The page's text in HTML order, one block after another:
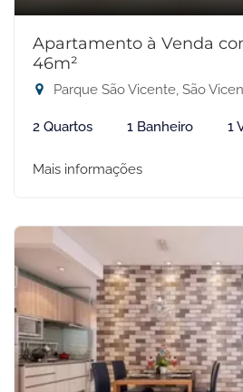
Apartamento à Venda
46m²
Parque São Vicente, São
2 Quartos 1 Banheiro 1
Mais informações